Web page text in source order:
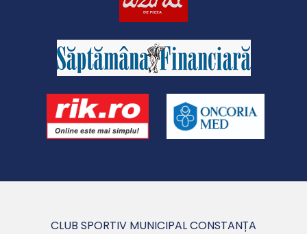
CLUB SPORTIV MUNICIPAL CONSTANȚA